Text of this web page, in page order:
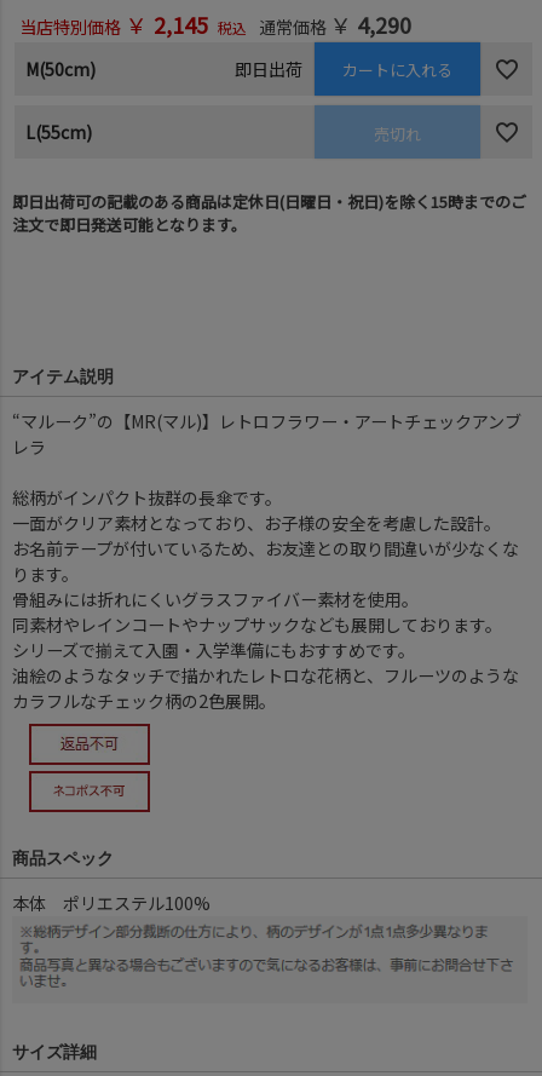
当店特別価格 ￥ 2,145 税込 通常価格 ￥ 4,290
M(50cm) 即日出荷 カートに入れる
L(55cm) 売切れ
即日出荷可の記載のある商品は定休日(日曜日・祝日)を除く15時までのご
注文で即日発送可能となります。
アイテム説明
“マルーク”の【MR(マル)】レトロフラワー・アートチェックアンブ
レラ
総柄がインパクト抜群の長傘です。
一面がクリア素材となっており、お子様の安全を考慮した設計。
お名前テープが付いているため、お友達との取り間違いが少なくな
ります。
骨組みには折れにくいグラスファイバー素材を使用。
同素材やレインコートやナップサックなども展開しております。
シリーズで揃えて入園・入学準備にもおすすめです。
油絵のようなタッチで描かれたレトロな花柄と、フルーツのような
カラフルなチェック柄の2色展開。
商品スペック
本体 ポリエステル100%
サイズ詳細